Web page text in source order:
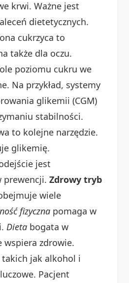
krwi. Ważne jest
dietetycznych.
cukrzyca to
także dla oczu.
poziomu cukru we
Na przykład, systemy
glikemii (CGM)
stabilności.
to kolejne narzędzie.
glikemię.
jest
prewencji. Zdrowy tryb
wiele
fizyczna pomaga w
Dieta bogata w
wspiera zdrowie.
takich jak alkohol i
Pacjent